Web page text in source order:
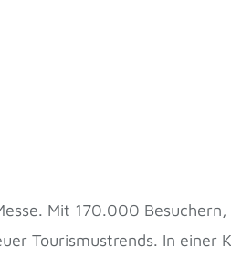
Mit 170.000
Tourismustrends. In einer